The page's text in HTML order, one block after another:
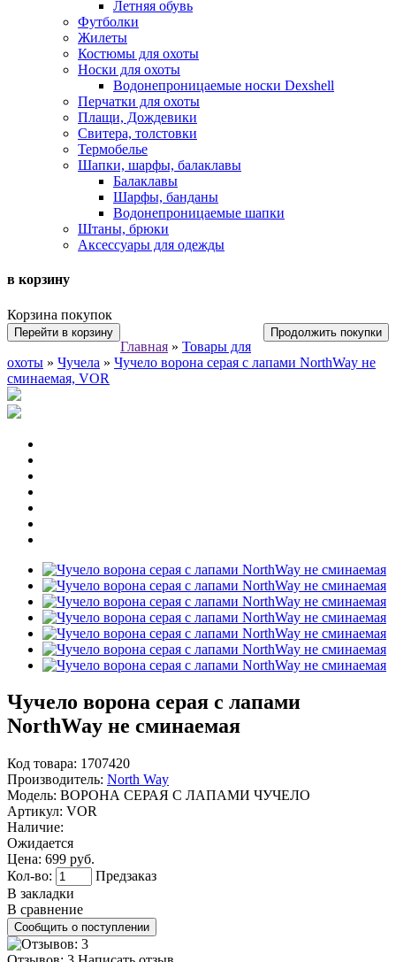
Летняя обувь
Футболки
Жилеты
Костюмы для охоты
Носки для охоты
Водонепроницаемые носки Dexshell
Перчатки для охоты
Плащи, Дождевики
Свитера, толстовки
Термобелье
Шапки, шарфы, балаклавы
Балаклавы
Шарфы, банданы
Водонепроницаемые шапки
Штаны, брюки
Аксессуары для одежды
в корзину
Корзина покупок
Перейти в корзину Продолжить покупки
Главная » Товары для
охоты » Чучела » Чучело ворона серая с лапами NorthWay не
сминаемая, VOR
Чучело ворона серая с лапами
NorthWay не сминаемая
Код товара: 1707420
Производитель: North Way
Модель: ВОРОНА СЕРАЯ С ЛАПАМИ ЧУЧЕЛО
Артикул: VOR
Наличие:
Ожидается
Цена: 699 руб.
Кол-во:
Предзаказ
В закладки
В сравнение